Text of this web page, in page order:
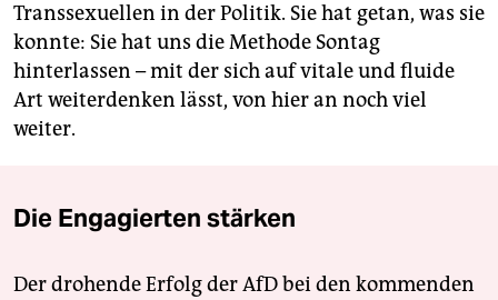
Transsexuellen in der Politik. Sie hat getan, was sie
konnte: Sie hat uns die Methode Sontag
hinterlassen – mit der sich auf vitale und ­fluide
Art weiterdenken lässt, von hier an noch viel
weiter.
Die Engagierten stärken
Der drohende Erfolg der AfD bei den kommenden